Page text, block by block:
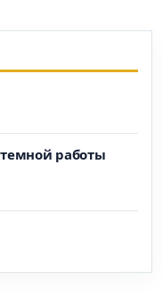
работы